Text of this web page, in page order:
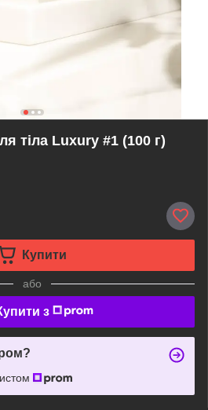
тіла Luxury #1 (100 г)
Купити
або
з